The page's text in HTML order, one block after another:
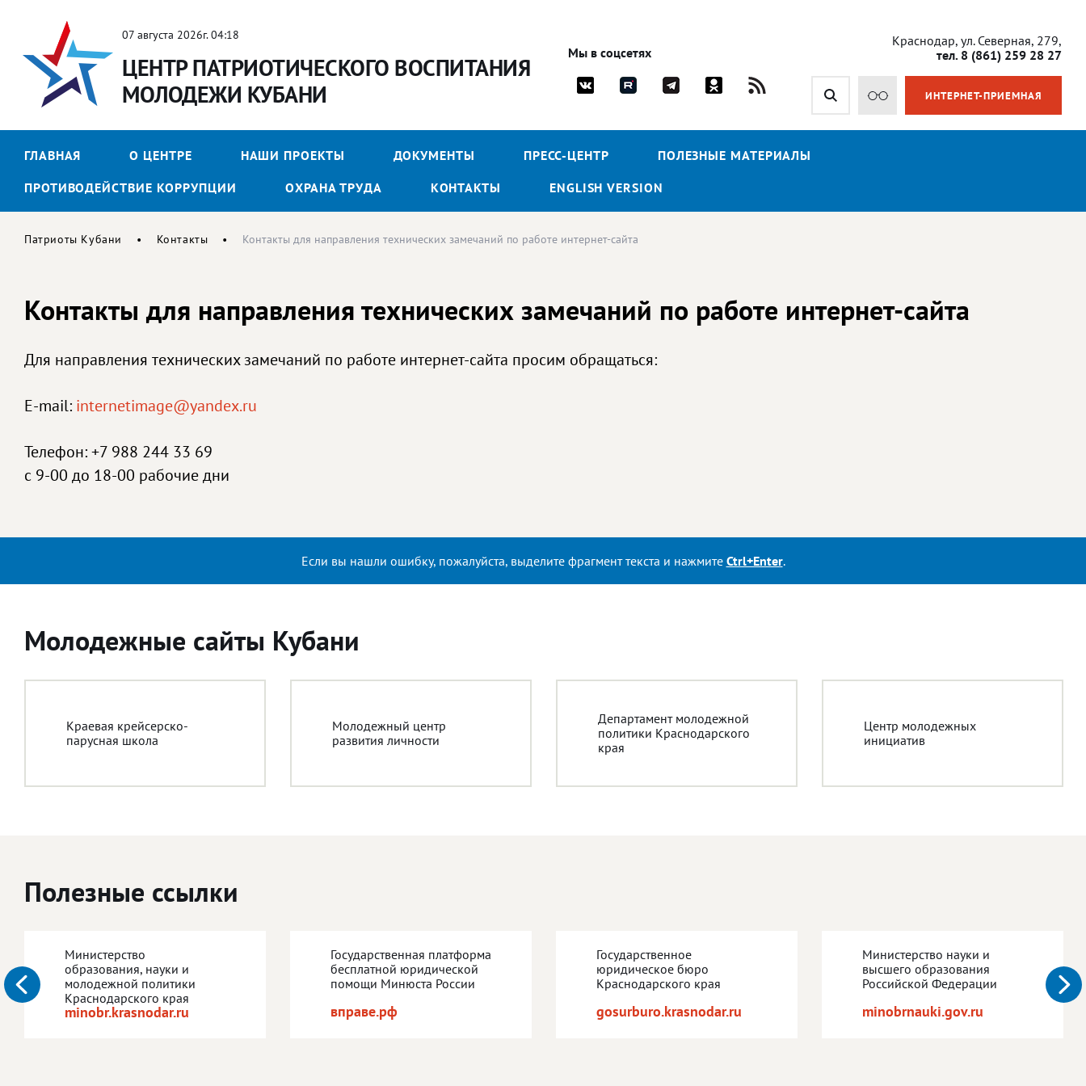
07 августа 2026г. 04:18
ЦЕНТР ПАТРИОТИЧЕСКОГО ВОСПИТАНИЯ
МОЛОДЕЖИ КУБАНИ
Мы в соцсетях
Краснодар, ул. Северная, 279,
тел. 8 (861) 259 28 27
ИНТЕРНЕТ-ПРИЕМНАЯ
ГЛАВНАЯ О ЦЕНТРЕ НАШИ ПРОЕКТЫ ДОКУМЕНТЫ ПРЕСС-ЦЕНТР
ПОЛЕЗНЫЕ МАТЕРИАЛЫ
ПРОТИВОДЕЙСТВИЕ КОРРУПЦИИ
ОХРАНА ТРУДА КОНТАКТЫ ENGLISH VERSION
Патриоты Кубани Контакты Контакты для направления технических замечаний по работе интернет-сайта
Контакты для направления технических замечаний по работе интернет-сайта
Для направления технических замечаний по работе интернет-сайта просим обращаться:
E-mail: internetimage@yandex.ru
Телефон: +7 988 244 33 69
с 9-00 до 18-00 рабочие дни
Если вы нашли ошибку, пожалуйста, выделите фрагмент текста и нажмите Ctrl+Enter.
Молодежные сайты Кубани
Краевая крейсерско-
парусная школа
Молодежный центр
развития личности
Департамент молодежной
политики Краснодарского
края
Центр молодежных
инициатив
Полезные ссылки
Министерство
образования, науки и
молодежной политики
Краснодарского края
minobr.krasnodar.ru
Государственная платформа
бесплатной юридической
помощи Минюста России
вправе.рф
Государственное
юридическое бюро
Краснодарского края
gosurburo.krasnodar.ru
Министерство науки и
высшего образования
Российской Федерации
minobrnauki.gov.ru